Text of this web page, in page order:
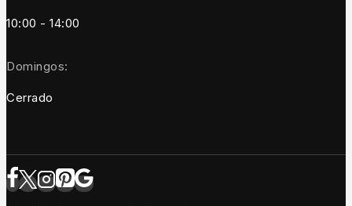
10:00 - 14:00
Domingos:
Cerrado